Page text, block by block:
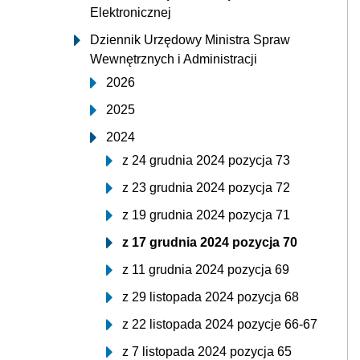
Elektronicznej
Dziennik Urzędowy Ministra Spraw
Wewnętrznych i Administracji
2026
2025
2024
z 24 grudnia 2024 pozycja 73
z 23 grudnia 2024 pozycja 72
z 19 grudnia 2024 pozycja 71
z 17 grudnia 2024 pozycja 70
z 11 grudnia 2024 pozycja 69
z 29 listopada 2024 pozycja 68
z 22 listopada 2024 pozycje 66-67
z 7 listopada 2024 pozycja 65